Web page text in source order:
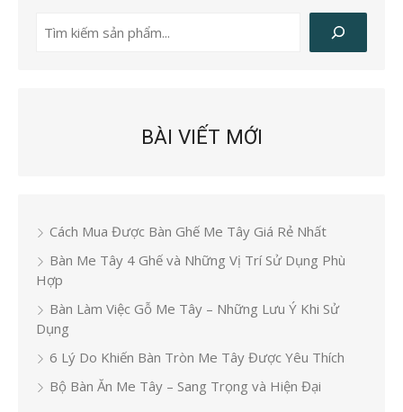
Tìm
BÀI VIẾT MỚI
Cách Mua Được Bàn Ghế Me Tây Giá Rẻ Nhất
Bàn Me Tây 4 Ghế và Những Vị Trí Sử Dụng Phù
Hợp
Bàn Làm Việc Gỗ Me Tây – Những Lưu Ý Khi Sử
Dụng
6 Lý Do Khiến Bàn Tròn Me Tây Được Yêu Thích
Bộ Bàn Ăn Me Tây – Sang Trọng và Hiện Đại